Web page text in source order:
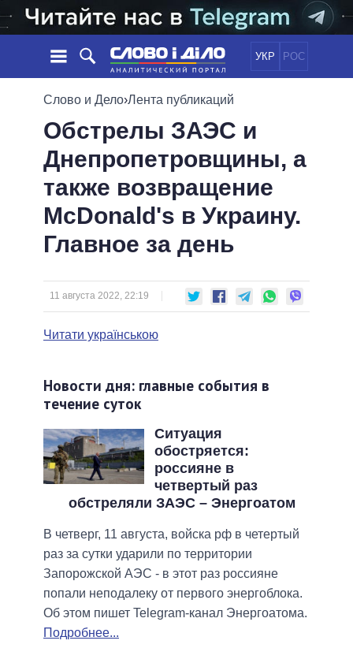
УКР РОС
НОВОСТИ
ЛЕНТА
СОБЫТИЯ
СТАТЬИ
ОБЗОРЫ
ДАЙДЖЕСТЫ
ПОЛИТИКА
ЭКОНОМИКА
ОБЩЕСТВО
МИР
ОБЕЩАНИЯ
ПОЛИТИКИ
ВСЕ ПОЛИТИКИ
ПРЕЗИДЕНТ И ОФИС
ВЕРХОВНАЯ РАДА
ГЛАВЫ ОБЛАДМИНИСТРАЦИЙ
ВСЕ ПЕРСОНЫ
ИНФОГРАФИКА
ВИДЕО
СРАВНЕНИЕ ПОЛИТИКОВ
Слово и Дело›Лента публикаций
Обстрелы ЗАЭС и
Днепропетровщины, а
также возвращение
McDonald's в Украину.
Главное за день
11 августа 2022, 22:19
Читати українською
Новости дня: главные события в
течение суток
Ситуация
обостряется:
россияне в
четвертый раз
обстреляли ЗАЭС – Энергоатом
В четверг, 11 августа, войска рф в четертый
раз за сутки ударили по территории
Запорожской АЭС - в этот раз россияне
попали неподалеку от первого энергоблока.
Об этом пишет Telegram-канал Энергоатома.
Подробнее...